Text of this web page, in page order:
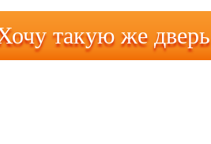
такую же дверь